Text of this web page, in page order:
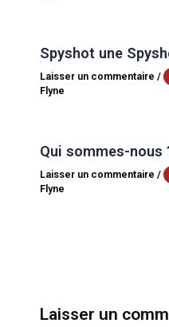
Spyshot une
Laisser un commentaire /
Flyne
Qui sommes-nous
Laisser un commentaire /
Flyne
Laisser un